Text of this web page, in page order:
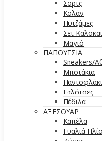
Σορτς
Κολάν
Πυτζάμες
Σετ
Μαγιό
ΠΑΠΟΥΤΣΙΑ
Sneakers/
Μποτάκια
Γαλότσες
Πέδιλα
ΑΞΕΣΟΥΑΡ
Καπέλα
Γυαλιά